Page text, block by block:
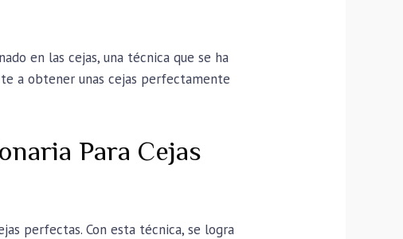
en las cejas, una técnica que se ha
a obtener unas cejas perfectamente
Para Cejas
perfectas. Con esta técnica, se logra